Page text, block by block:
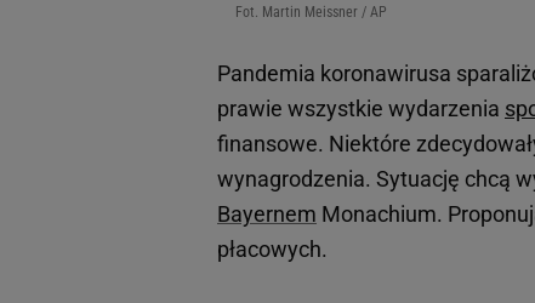
Fot. Martin Meissner / AP
Pandemia koronawirusa
prawie wszystkie wydarzenia
finansowe. Niektóre
wynagrodzenia. Sytuację chcą
Bayernem Monachium.
płacowych.